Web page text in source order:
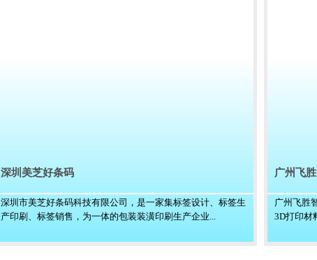
深圳美芝好条码
深圳市美芝好条码科技有限公司，是一家集标签设计、标签生
产印刷、标签销售，为一体的包装装潢印刷生产企业...
广州飞
广州飞胜
3D打印材